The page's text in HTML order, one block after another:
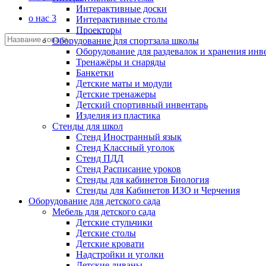
о нас 3
Интерактивные доски
Интерактивные столы
Проекторы
Оборудование для спортзала школы
Оборудование для раздевалок и хранения
Тренажёры и снаряды
Банкетки
Детские маты и модули
Детские тренажеры
Детский спортивный инвентарь
Изделия из пластика
Стенды для школ
Стенд Иностранный язык
Стенд Классный уголок
Стенд ПДД
Стенд Расписание уроков
Стенды для кабинетов Биология
Стенды для Кабинетов ИЗО и Черчения
Оборудование для детского сада
Мебель для детского сада
Детские стульчики
Детские столы
Детские кровати
Надстройки и уголки